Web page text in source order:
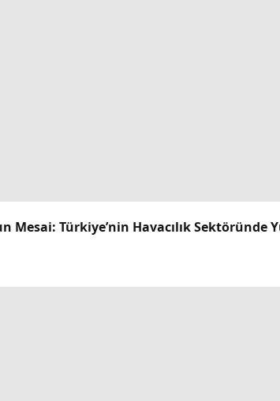
Mesai: Türkiye’nin Havacılık Sektöründe